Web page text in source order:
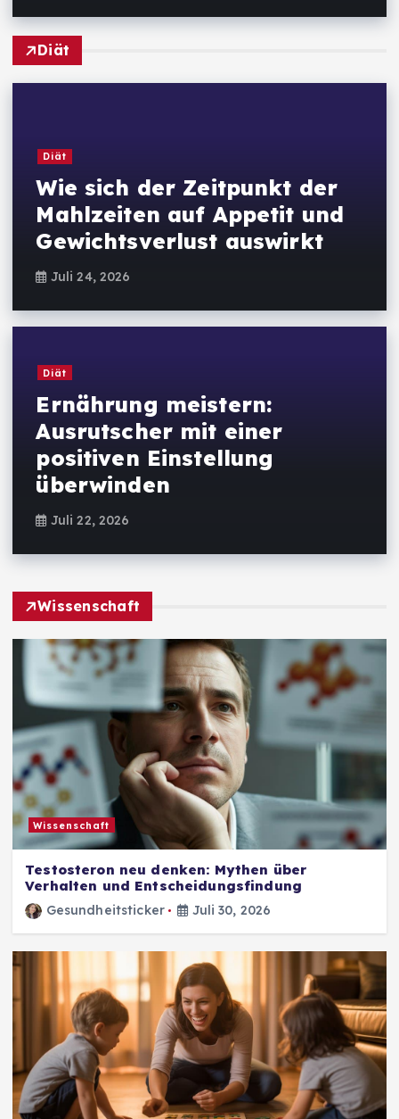
Diät
Diät
Wie sich der Zeitpunkt der
Mahlzeiten auf Appetit und
Gewichtsverlust auswirkt
Juli 24, 2026
Diät
Ernährung meistern:
Ausrutscher mit einer
positiven Einstellung
überwinden
Juli 22, 2026
Wissenschaft
Wissenschaft
Testosteron neu denken: Mythen über
Verhalten und Entscheidungsfindung
Gesundheitsticker Juli 30, 2026